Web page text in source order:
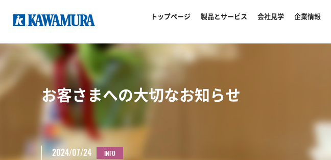
トップページ 製品とサービス 会社見学 企業情報
お客さまへの大切なお知らせ
2024/07/24 INFO